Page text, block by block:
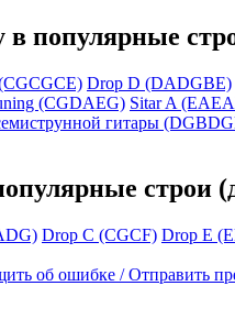
в популярные
Drop D (DADGBE)
(CGDAEG) Sitar A
гитары
строи
Drop C (CGCF) Drop E
об ошибке / Отправить